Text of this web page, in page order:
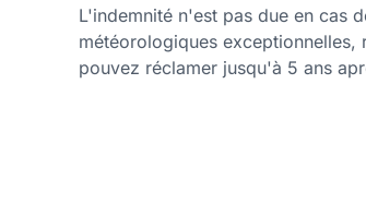
L'indemnité n'est pas due en cas
météorologiques
pouvez réclamer jusqu'à 5 ans